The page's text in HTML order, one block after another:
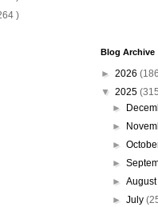
)
Blog Archive
► 2026
▼ 2025
►
►
►
►
► August
► July